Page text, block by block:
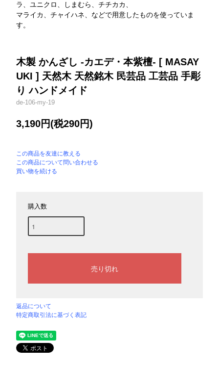
ラ、ユニクロ、しまむら、チチカカ、
マライカ、チャイハネ、などで用意したものを使っていま
す。
木製 かんざし -カエデ・本紫檀- [ MASAY
UKI ] 天然木 天然銘木 民芸品 工芸品 手彫
り ハンドメイド
de-106-my-19
3,190円(税290円)
この商品を友達に教える
この商品について問い合わせる
買い物を続ける
購入数
返品について
特定商取引法に基づく表記